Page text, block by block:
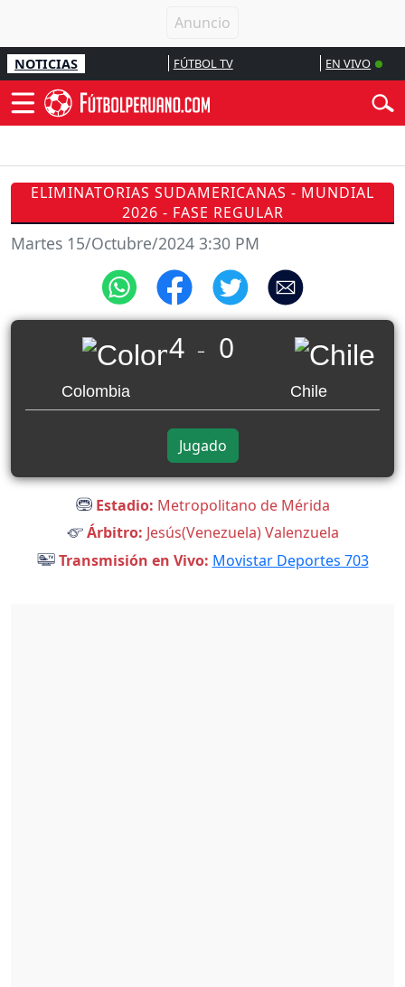
NOTICIAS FÚTBOL TV EN VIVO
ELIMINATORIAS SUDAMERICANAS - MUNDIAL
2026 - FASE REGULAR
Martes 15/Octubre/2024 3:30 PM
Colombia
4 _ 0
Chile
Jugado
Estadio: Metropolitano de Mérida
Árbitro: Jesús(Venezuela) Valenzuela
Transmisión en Vivo: Movistar Deportes 703